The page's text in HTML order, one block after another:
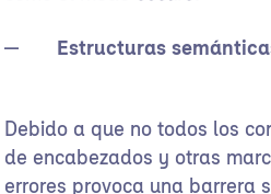
Estructuras
Debido a que no todos los
de encabezados y otras
errores provoca una barrera